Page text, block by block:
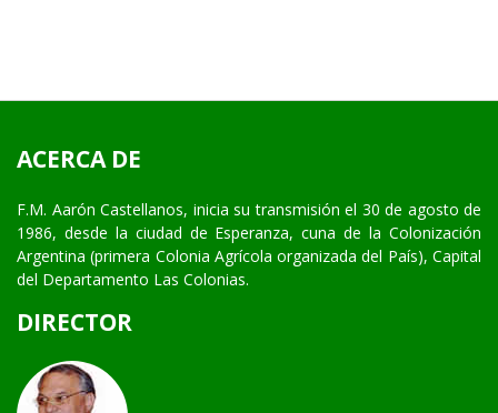
ACERCA DE
F.M. Aarón Castellanos, inicia su transmisión el 30 de agosto de
1986, desde la ciudad de Esperanza, cuna de la Colonización
Argentina (primera Colonia Agrícola organizada del País), Capital
del Departamento Las Colonias.
DIRECTOR